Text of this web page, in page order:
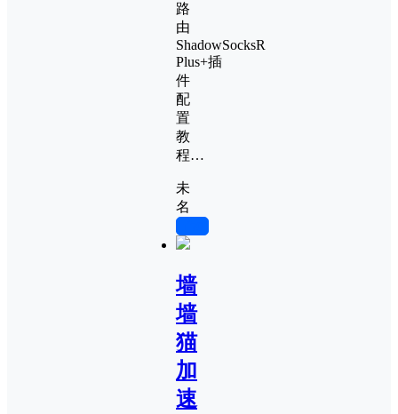
路
由
ShadowSocksR
Plus+插
件
配
置
教
程…
未
名
墙
墙
猫
加
速